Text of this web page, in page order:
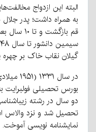
البته این ازدواج
به همراه داشت؛ پدر
قم
گیلان نقاب خاک بر چهره
در سال
بورس تحصیلی فولبرایت
دو سال در رشته
تحصیل شد و نزد والاس
نمایشنامه نویسی آموخت.